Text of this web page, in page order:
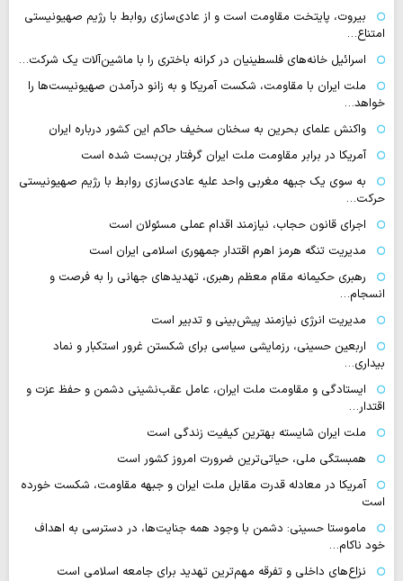
بیروت، پایتخت مقاومت است و از عادی‌سازی روابط با رژیم صهیونیستی
امتناع…
اسرائیل خانه‌های فلسطینیان در کرانه باختری را با ماشین‌آلات یک شرکت…
ملت ایران با مقاومت، شکست آمریکا و به زانو درآمدن صهیونیست‌ها را
خواهد…
واکنش علمای بحرین به سخنان سخیف حاکم این کشور درباره ایران
آمریکا در برابر مقاومت ملت ایران گرفتار بن‌بست شده است
به سوی یک جبهه مغربی واحد علیه عادی‌سازی روابط با رژیم صهیونیستی
حرکت…
اجرای قانون حجاب، نیازمند اقدام عملی مسئولان است
مدیریت تنگه هرمز اهرم اقتدار جمهوری اسلامی ایران است
رهبری حکیمانه مقام معظم رهبری، تهدیدهای جهانی را به فرصت و
انسجام…
مدیریت انرژی نیازمند پیش‌بینی و تدبیر است
اربعین حسینی، رزمایشی سیاسی برای شکستن غرور استکبار و نماد
بیداری…
ایستادگی و مقاومت ملت ایران، عامل عقب‌نشینی دشمن و حفظ عزت و
اقتدار…
ملت ایران شایسته بهترین کیفیت زندگی است
همبستگی ملی، حیاتی‌ترین ضرورت امروز کشور است
آمریکا در معادله قدرت مقابل ملت ایران و جبهه مقاومت، شکست خورده
است
ماموستا حسینی: دشمن با وجود همه جنایت‌ها، در دسترسی به اهداف
خود ناکام…
نزاع‌های داخلی و تفرقه مهم‌ترین تهدید برای جامعه اسلامی است